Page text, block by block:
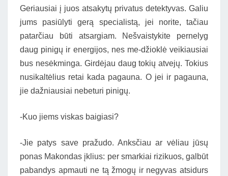
Geriausiai į juos atsakytų privatus detektyvas. Galiu
jums pasiūlyti gerą specialistą, jei norite, tačiau
patarčiau būti atsargiam. Nešvaistykite pernelyg
daug pinigų ir energijos, nes me-džioklė veikiausiai
bus nesėkminga. Girdėjau daug tokių atvejų. Tokius
nusikaltėlius retai kada pagauna. O jei ir pagauna,
jie dažniausiai nebeturi pinigų.
-Kuo jiems viskas baigiasi?
-Jie patys save pražudo. Anksčiau ar vėliau jūsų
ponas Makondas įklius: per smarkiai rizikuos, galbūt
pabandys apmauti ne tą žmogų ir negyvas atsidurs